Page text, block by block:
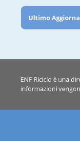
Ultimo
ENF Riciclo è una
informazioni